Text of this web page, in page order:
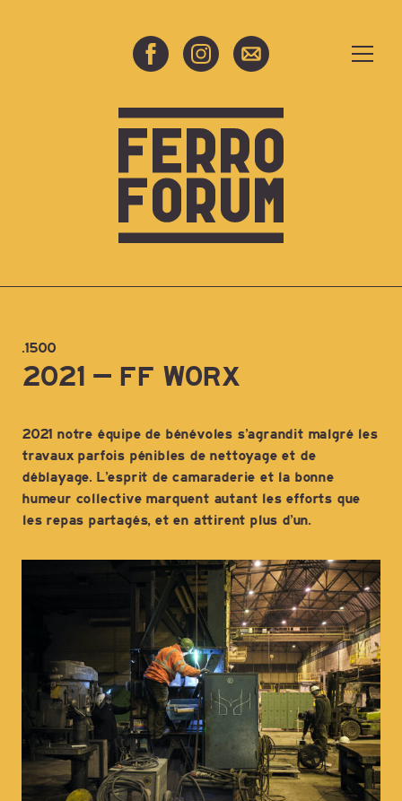
.1500
2021 – FF WORX
2021 notre équipe de bénévoles s’agrandit malgré les
travaux parfois pénibles de nettoyage et de
déblayage. L’esprit de camaraderie et la bonne
humeur collective marquent autant les efforts que
les repas partagés, et en attirent plus d’un.